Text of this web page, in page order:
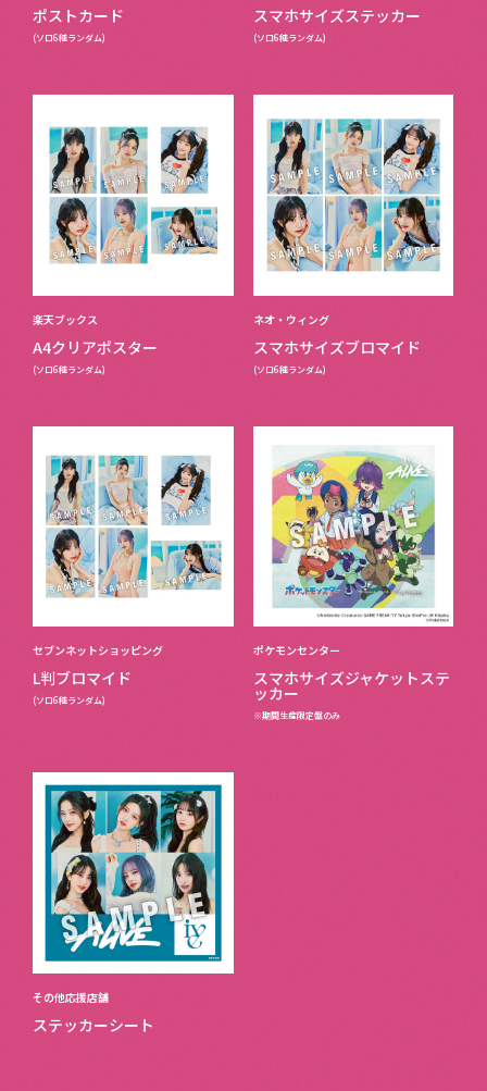
ポストカード
(ソロ6種ランダム)
スマホサイズステッカー
(ソロ6種ランダム)
楽天ブックス
A4クリアポスター
(ソロ6種ランダム)
ネオ・ウィング
スマホサイズブロマイド
(ソロ6種ランダム)
セブンネットショッピング
L判ブロマイド
(ソロ6種ランダム)
ポケモンセンター
スマホサイズジャケットステ
ッカー
※期間生産限定盤のみ
その他応援店舗
ステッカーシート